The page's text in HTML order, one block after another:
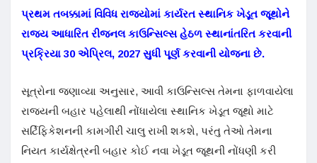
પ્રથમ તબક્કામાં વિવિધ રાજ્યોમાં કાર્યરત સ્થાનિક ખેડૂત જૂથોને
રાજ્ય આધારિત રીજનલ કાઉન્સિલ્સ હેઠળ સ્થાનાંતરિત કરવાની
પ્રક્રિયા 30 એપ્રિલ, 2027 સુધી પૂર્ણ કરવાની યોજના છે.
સૂત્રોના જણાવ્યા અનુસાર, આવી કાઉન્સિલ્સ તેમના ફાળવાયેલા
રાજ્યની બહાર પહેલાથી નોંધાયેલા સ્થાનિક ખેડૂત જૂથો માટે
સર્ટિફિકેશનની કામગીરી ચાલુ રાખી શકશે, પરંતુ તેઓ તેમના
નિયત કાર્યક્ષેત્રની બહાર કોઈ નવા ખેડૂત જૂથની નોંધણી કરી